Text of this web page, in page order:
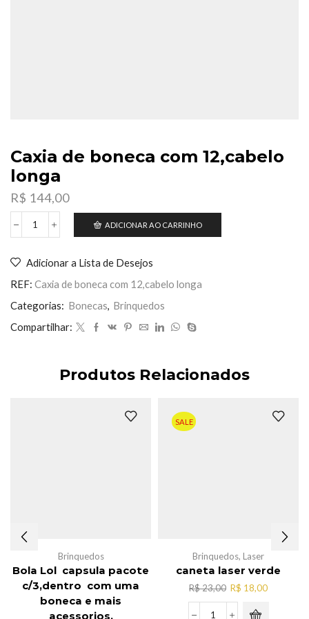
Caxia de boneca com 12,cabelo
longa
R$ 144,00
Caxia
com
12,cabelo
quantidade
ADICIONAR AO CARRINHO
Adicionar a Lista de Desejos
REF: Caxia de boneca com 12,cabelo longa
Categorias: Bonecas, Brinquedos
Compartilhar:
Produtos Relacionados
Brinquedos
Bola Lol capsula pacote
c/3,dentro com uma
boneca e mais
acessorios.
SALE
Brinquedos, Laser
caneta laser verde
R$23,00 O
preço
original
R$ 18,00O